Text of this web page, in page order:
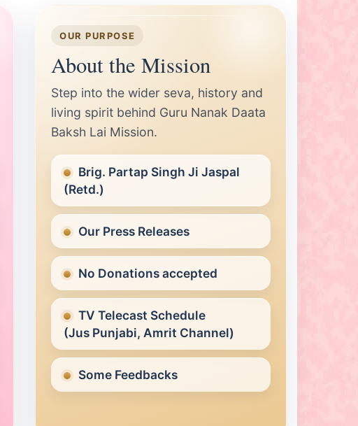
OUR PURPOSE
About the Mission
Step into the wider seva, history and
living spirit behind Guru Nanak Daata
Baksh Lai Mission.
Brig. Partap Singh Ji Jaspal
(Retd.)
Our Press Releases
No Donations accepted
TV Telecast Schedule
(Jus Punjabi, Amrit Channel)
Some Feedbacks